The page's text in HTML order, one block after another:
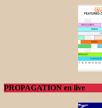
PROPAGATION en live